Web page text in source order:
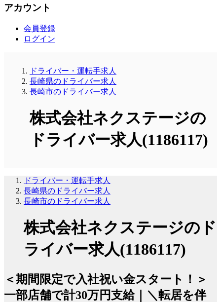
アカウント
会員登録
ログイン
ドライバー・運転手求人
長崎県のドライバー求人
長崎市のドライバー求人
株式会社ネクステージの
ドライバー求人(1186117)
ドライバー・運転手求人
長崎県のドライバー求人
長崎市のドライバー求人
株式会社ネクステージのド
ライバー求人(1186117)
＜期間限定で入社祝い金スタート！＞
一部店舗で計30万円支給｜＼転居を伴